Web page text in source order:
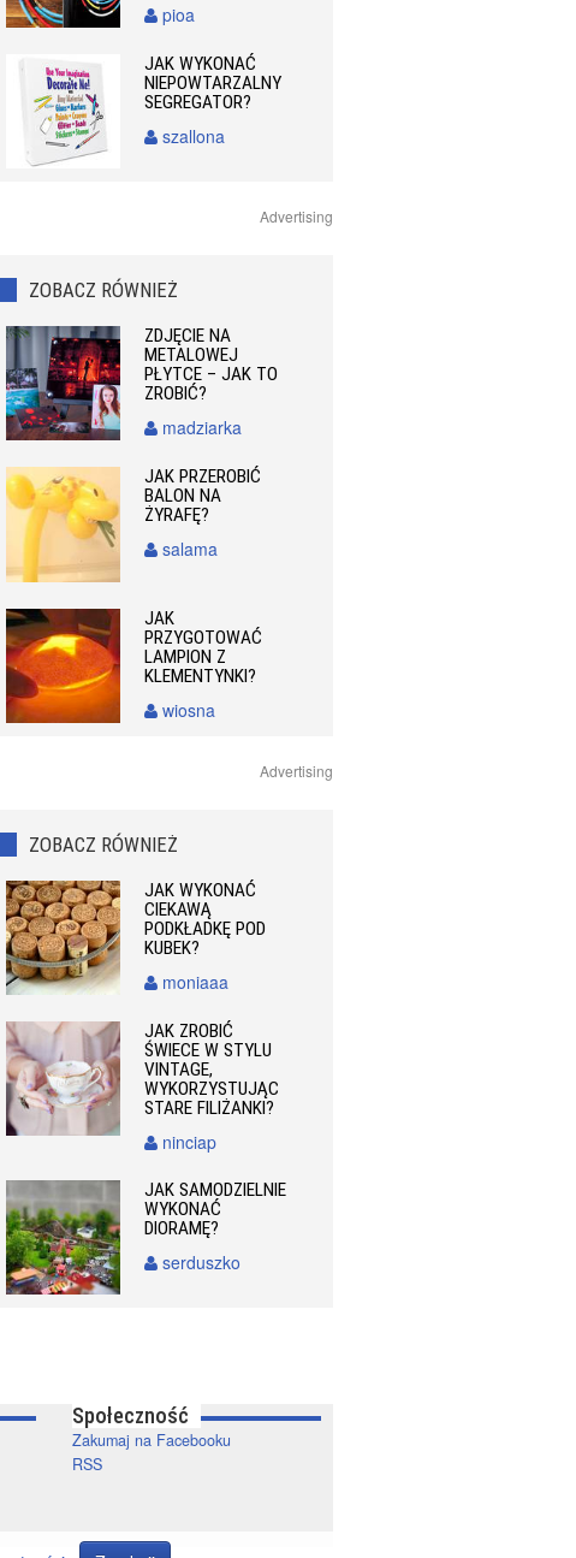
pioa
JAK WYKONAĆ
NIEPOWTARZALNY
SEGREGATOR?
szallona
Advertising
ZOBACZ RÓWNIEŻ
ZDJĘCIE NA
METALOWEJ
PŁYTCE – JAK TO
ZROBIĆ?
madziarka
JAK PRZEROBIĆ
BALON NA
ŻYRAFĘ?
salama
JAK
PRZYGOTOWAĆ
LAMPION Z
KLEMENTYNKI?
wiosna
Advertising
ZOBACZ RÓWNIEŻ
JAK WYKONAĆ
CIEKAWĄ
PODKŁADKĘ POD
KUBEK?
moniaaa
JAK ZROBIĆ
ŚWIECE W STYLU
VINTAGE,
WYKORZYSTUJĄC
STARE FILIŻANKI?
ninciap
JAK SAMODZIELNIE
WYKONAĆ
DIORAMĘ?
serduszko
Społeczność
Zakumaj na Facebooku
RSS